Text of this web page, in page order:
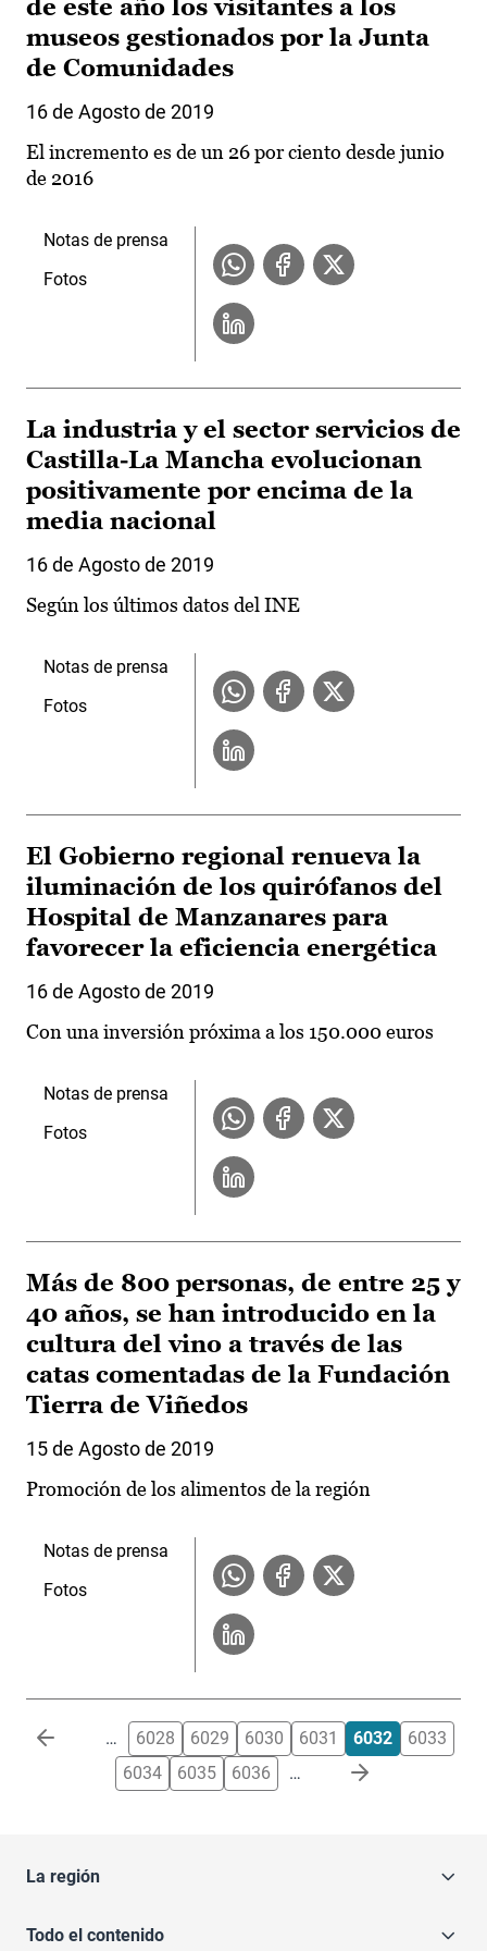
de este año los visitantes a los
museos gestionados por la Junta
de Comunidades
16 de Agosto de 2019
El incremento es de un 26 por ciento desde junio
de 2016
Notas de prensa
Fotos
La industria y el sector servicios de
Castilla-La Mancha evolucionan
positivamente por encima de la
media nacional
16 de Agosto de 2019
Según los últimos datos del INE
Notas de prensa
Fotos
El Gobierno regional renueva la
iluminación de los quirófanos del
Hospital de Manzanares para
favorecer la eficiencia energética
16 de Agosto de 2019
Con una inversión próxima a los 150.000 euros
Notas de prensa
Fotos
Más de 800 personas, de entre 25 y
40 años, se han introducido en la
cultura del vino a través de las
catas comentadas de la Fundación
Tierra de Viñedos
15 de Agosto de 2019
Promoción de los alimentos de la región
Notas de prensa
Fotos
Paginación … 6028 6029 6030 6031 6032
6033
6034
6035 6036 …
La región
Todo el contenido